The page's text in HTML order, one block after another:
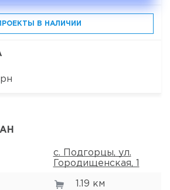
В НАЛИЧИИ
с. Подгорцы, ул.
Городищенская, 1
1.19 км